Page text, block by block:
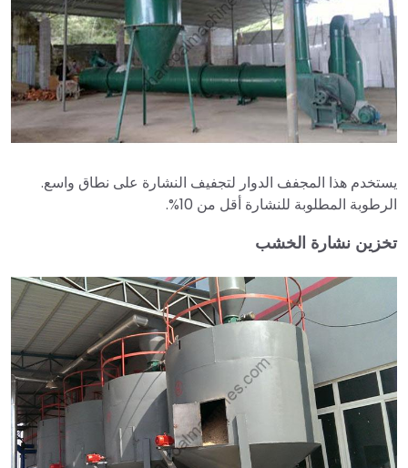
يستخدم هذا المجفف الدوار لتجفيف النشارة على نطاق واسع.
الرطوبة المطلوبة للنشارة أقل من 10%.
تخزين نشارة الخشب